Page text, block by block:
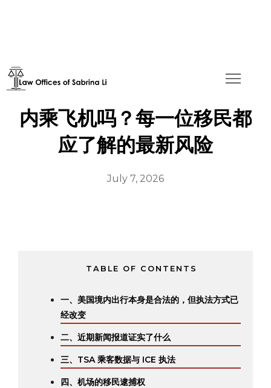
没有合法身份可以在美国境
内乘飞机吗？每一位移民都
应了解的最新风险
July 7, 2026
TABLE OF CONTENTS
一、美国境内出行本身是合法的，但执法方式已
经改变
二、近期新闻报道证实了什么
三、TSA 乘客数据与 ICE 执法
四、机场的移民逮捕权